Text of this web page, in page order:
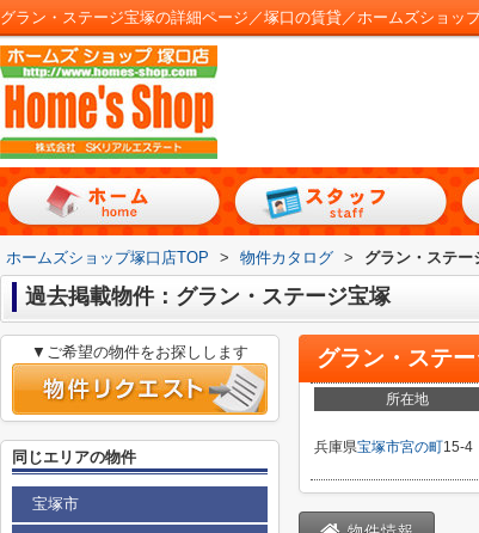
グラン・ステージ宝塚の詳細ページ／塚口の賃貸／ホームズショッ
ホームズショップ塚口店TOP > 物件カタログ > グラン・ステー
過去掲載物件：グラン・ステージ宝塚
グラン・ステ
所在地
兵庫県宝塚市宮の町15-4
▼ご希望の物件をお探しします
同じエリアの物件
宝塚市